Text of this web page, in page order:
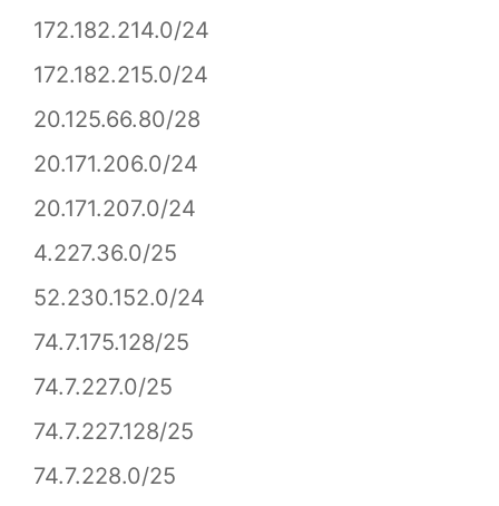
172.182.214.0/24
172.182.215.0/24
20.125.66.80/28
20.171.206.0/24
20.171.207.0/24
4.227.36.0/25
52.230.152.0/24
74.7.175.128/25
74.7.227.0/25
74.7.227.128/25
74.7.228.0/25